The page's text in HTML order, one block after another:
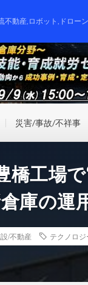
不動産,ロボット,ドロー
災害/事故/不祥事
橋工場
庫の運
/不動産 テクノロジ